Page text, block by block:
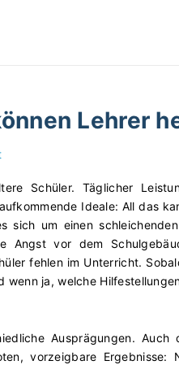
Lehrer
Schüler. Täglicher
Ideale: All das
sich um einen
Angst vor dem
fehlen im Unterricht.
wenn ja, welche
Ausprägungen.
vorzeigbare